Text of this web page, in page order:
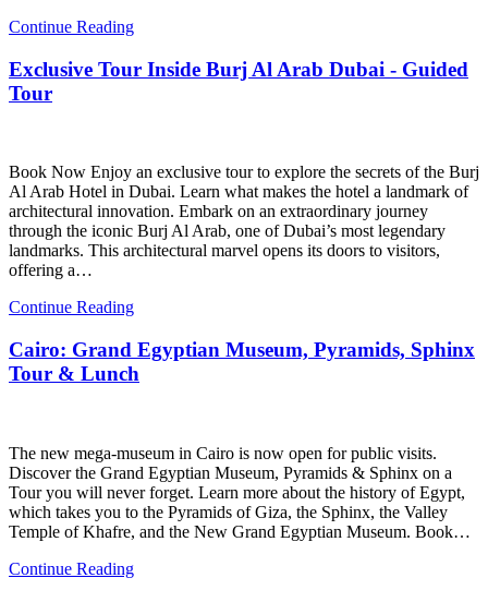
Continue Reading
Exclusive Tour Inside Burj Al Arab Dubai - Guided
Tour
Book Now Enjoy an exclusive tour to explore the secrets of the Burj
Al Arab Hotel in Dubai. Learn what makes the hotel a landmark of
architectural innovation. Embark on an extraordinary journey
through the iconic Burj Al Arab, one of Dubai’s most legendary
landmarks. This architectural marvel opens its doors to visitors,
offering a…
Continue Reading
Cairo: Grand Egyptian Museum, Pyramids, Sphinx
Tour & Lunch
The new mega-museum in Cairo is now open for public visits.
Discover the Grand Egyptian Museum, Pyramids & Sphinx on a
Tour you will never forget. Learn more about the history of Egypt,
which takes you to the Pyramids of Giza, the Sphinx, the Valley
Temple of Khafre, and the New Grand Egyptian Museum. Book…
Continue Reading